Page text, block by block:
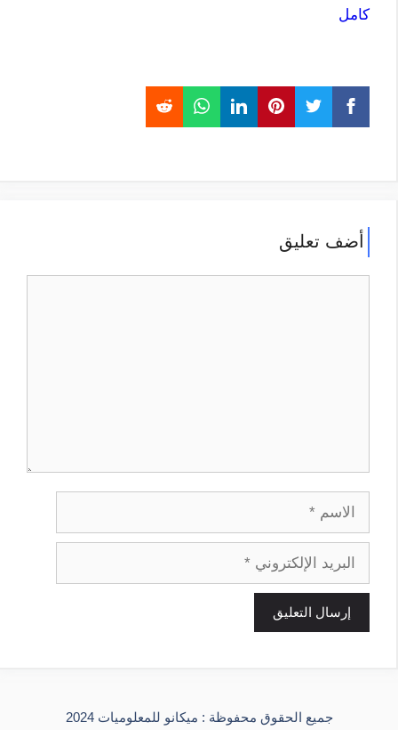
كامل
أضف تعليق
الاسم
البريد
الإلكتروني
جميع الحقوق محفوظة : ميكانو للمعلوميات 2024